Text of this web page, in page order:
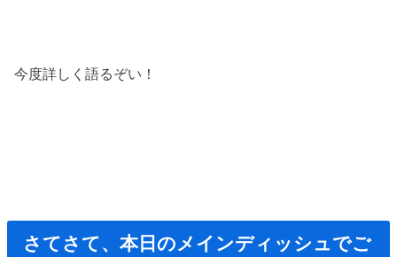
今度詳しく語るぞい！
さてさて、本日のメインディッシュでご